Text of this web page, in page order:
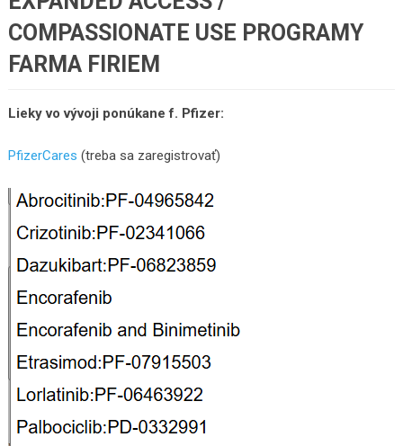
COMPASSIONATE USE PROGRAMY
FARMA FIRIEM
Lieky vo vývoji ponúkane f. Pfizer:
PfizerCares (treba sa zaregistrovať)